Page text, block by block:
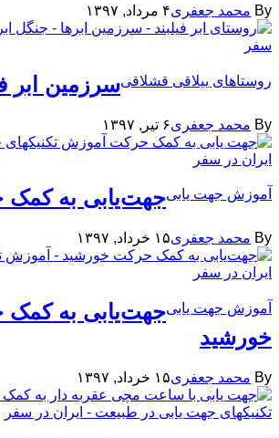
By محمد جعفری۴ مرداد, ۱۳۹۷
روستاهای ییلاقی قشلاقیسرزمین ابر
By محمد جعفری۶ تیر, ۱۳۹۷
آموزش جهت یابیجهت‌یابی به کمک
By محمد جعفری۱۵ خرداد, ۱۳۹۷
آموزش جهت یابیجهت‌یابی به
خورشید
By محمد جعفری۱۵ خرداد, ۱۳۹۷